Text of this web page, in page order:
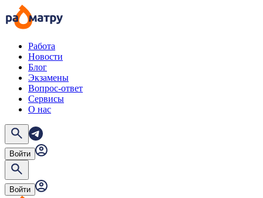
Работа
Новости
Блог
Экзамены
Вопрос-ответ
Сервисы
О нас
Войти
Войти